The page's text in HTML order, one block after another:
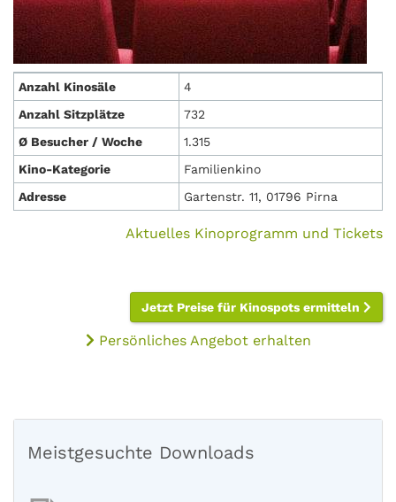
Anzahl Kinosäle
4
Anzahl Sitzplätze
732
Ø Besucher / Woche
1.315
Kino-Kategorie
Familienkino
Adresse
Gartenstr. 11, 01796 Pirna
Aktuelles Kinoprogramm und Tickets
Jetzt Preise für Kinospots ermitteln
Persönliches Angebot erhalten
Meistgesuchte Downloads